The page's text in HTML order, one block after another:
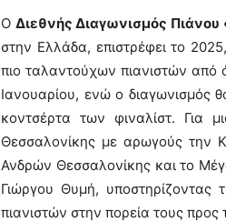
Ο Διεθνής Διαγωνισμός Πιάνου
στην Ελλάδα, επιστρέφει το
πιο ταλαντούχων πιανιστών από
Ιανουαρίου, ενώ ο διαγωνισμός
κοντσέρτα των φιναλίστ. Για
Θεσσαλονίκης με αρωγούς την
Ανδρών Θεσσαλονίκης και το
Γιώργου Θυμή,
πιανιστών στην πορεία τους προς